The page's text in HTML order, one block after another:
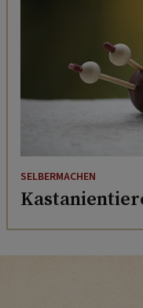
SELBERMACHEN